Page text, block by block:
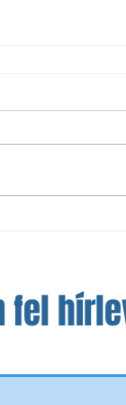
a bravúr
fel